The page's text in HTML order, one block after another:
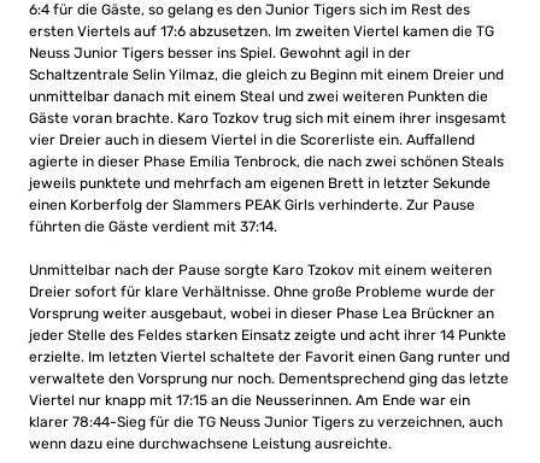
6:4 für die Gäste, so gelang es den Junior Tigers sich im Rest des
ersten Viertels auf 17:6 abzusetzen. Im zweiten Viertel kamen die TG
Neuss Junior Tigers besser ins Spiel. Gewohnt agil in der
Schaltzentrale Selin Yilmaz, die gleich zu Beginn mit einem Dreier und
unmittelbar danach mit einem Steal und zwei weiteren Punkten die
Gäste voran brachte. Karo Tozkov trug sich mit einem ihrer insgesamt
vier Dreier auch in diesem Viertel in die Scorerliste ein. Auffallend
agierte in dieser Phase Emilia Tenbrock, die nach zwei schönen Steals
jeweils punktete und mehrfach am eigenen Brett in letzter Sekunde
einen Korberfolg der Slammers PEAK Girls verhinderte. Zur Pause
führten die Gäste verdient mit 37:14.
Unmittelbar nach der Pause sorgte Karo Tzokov mit einem weiteren
Dreier sofort für klare Verhältnisse. Ohne große Probleme wurde der
Vorsprung weiter ausgebaut, wobei in dieser Phase Lea Brückner an
jeder Stelle des Feldes starken Einsatz zeigte und acht ihrer 14 Punkte
erzielte. Im letzten Viertel schaltete der Favorit einen Gang runter und
verwaltete den Vorsprung nur noch. Dementsprechend ging das letzte
Viertel nur knapp mit 17:15 an die Neusserinnen. Am Ende war ein
klarer 78:44-Sieg für die TG Neuss Junior Tigers zu verzeichnen, auch
wenn dazu eine durchwachsene Leistung ausreichte.